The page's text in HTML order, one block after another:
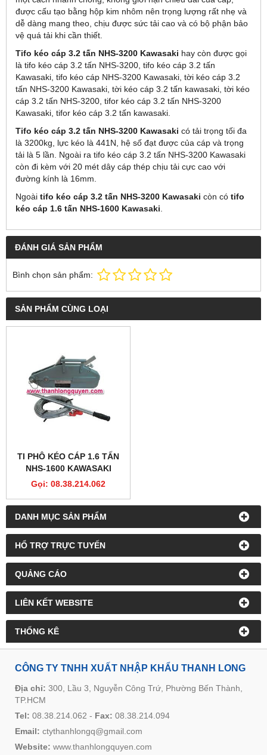
DANH MỤC SẢN PHẨM
HỔ TRỢ TRỰC TUYẾN
QUẢNG CÁO
LIÊN KẾT WEBSITE
THỐNG KÊ
được cấu tạo bằng hộp kim nhôm nên trọng lượng rất nhẹ và
dễ dàng mang theo, chịu được sức tải cao và có bộ phận bảo
vệ quá tải khi cần thiết.
Tifo kéo cáp 3.2 tấn NHS-3200 Kawasaki hay còn được gọi
là tifo kéo cáp 3.2 tấn NHS-3200, tifo kéo cáp 3.2 tấn
Kawasaki, tifo kéo cáp NHS-3200 Kawasaki, tời kéo cáp 3.2
tấn NHS-3200 Kawasaki, tời kéo cáp 3.2 tấn kawasaki, tời kéo
cáp 3.2 tấn NHS-3200, tifor kéo cáp 3.2 tấn NHS-3200
Kawasaki, tifor kéo cáp 3.2 tấn kawasaki.
Tifo kéo cáp 3.2 tấn NHS-3200 Kawasaki có tải trọng tối đa
là 3200kg, lực kéo là 441N, hệ số đạt được của cáp và trọng
tải là 5 lần. Ngoài ra tifo kéo cáp 3.2 tấn NHS-3200 Kawasaki
còn đi kèm với 20 mét dây cáp thép chịu tải cực cao với
đường kính là 16mm.
Ngoài tifo kéo cáp 3.2 tấn NHS-3200 Kawasaki còn có tifo
kéo cáp 1.6 tấn NHS-1600 Kawasaki
ĐÁNH GIÁ SẢN PHẨM
Bình chọn sản phẩm:
SẢN PHẨM CÙNG LOẠI
TI PHÔ KÉO CÁP 1.6 TẤN
NHS-1600 KAWASAKI
Gọi: 08.38.214.062
CÔNG TY TNHH XUẤT NHẬP KHẨU THANH LONG
Địa chỉ: 300, Lầu 3, Nguyễn Công Trứ, Phường Bến Thành,
TP.HCM
Tel: 08.38.214.062 - Fax: 08.38.214.094
Email: ctythanhlongq@gmail.com
Website: www.thanhlongquyen.com